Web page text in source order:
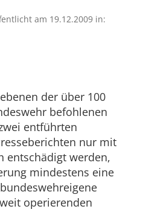
am 19.12.2009 in:
der über 100
befohlenen
entführten
nur mit
entschädigt werden,
mindestens eine
operierenden